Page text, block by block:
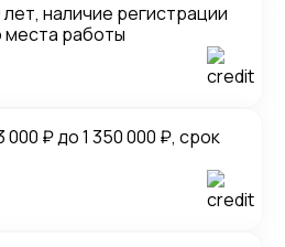
наличие регистрации
места работы
₽ до 1 350 000 ₽, срок